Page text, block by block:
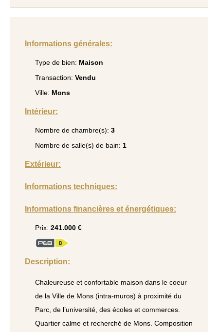
Informations générales:
Type de bien: Maison
Transaction: Vendu
Ville: Mons
Intérieur:
Nombre de chambre(s): 3
Nombre de salle(s) de bain: 1
Extérieur:
Informations techniques:
Informations financières et énergétiques:
Prix: 241.000 €
Description:
Chaleureuse et confortable maison dans le coeur
de la Ville de Mons (intra-muros) à proximité du
Parc, de l’université, des écoles et commerces.
Quartier calme et recherché de Mons. Composition